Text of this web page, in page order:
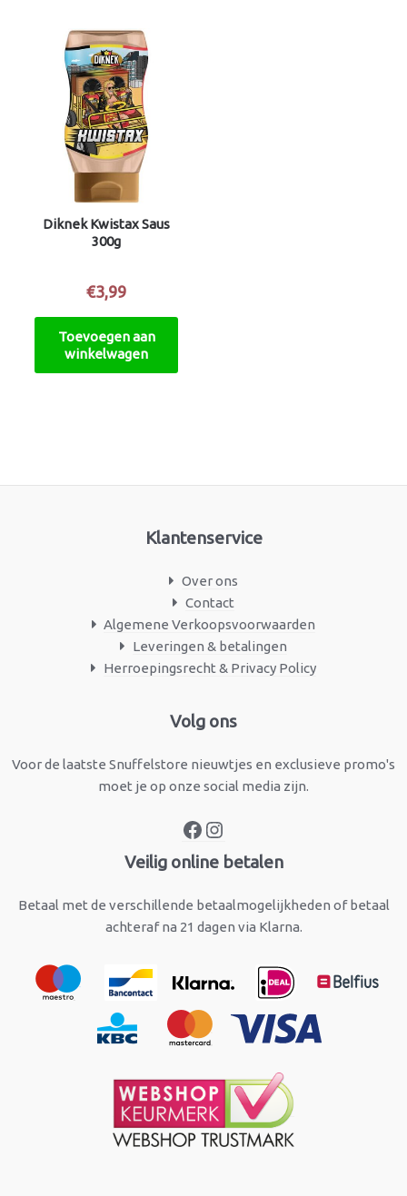
Diknek Kwistax Saus
300g
€3,99
Toevoegen aan
winkelwagen
Klantenservice
Over ons
Contact
Algemene Verkoopsvoorwaarden
Leveringen & betalingen
Herroepingsrecht & Privacy Policy
Volg ons
Voor de laatste Snuffelstore nieuwtjes en exclusieve promo's
moet je op onze social media zijn.
Facebook
Veilig online betalen
Betaal met de verschillende betaalmogelijkheden of betaal
achteraf na 21 dagen via Klarna.